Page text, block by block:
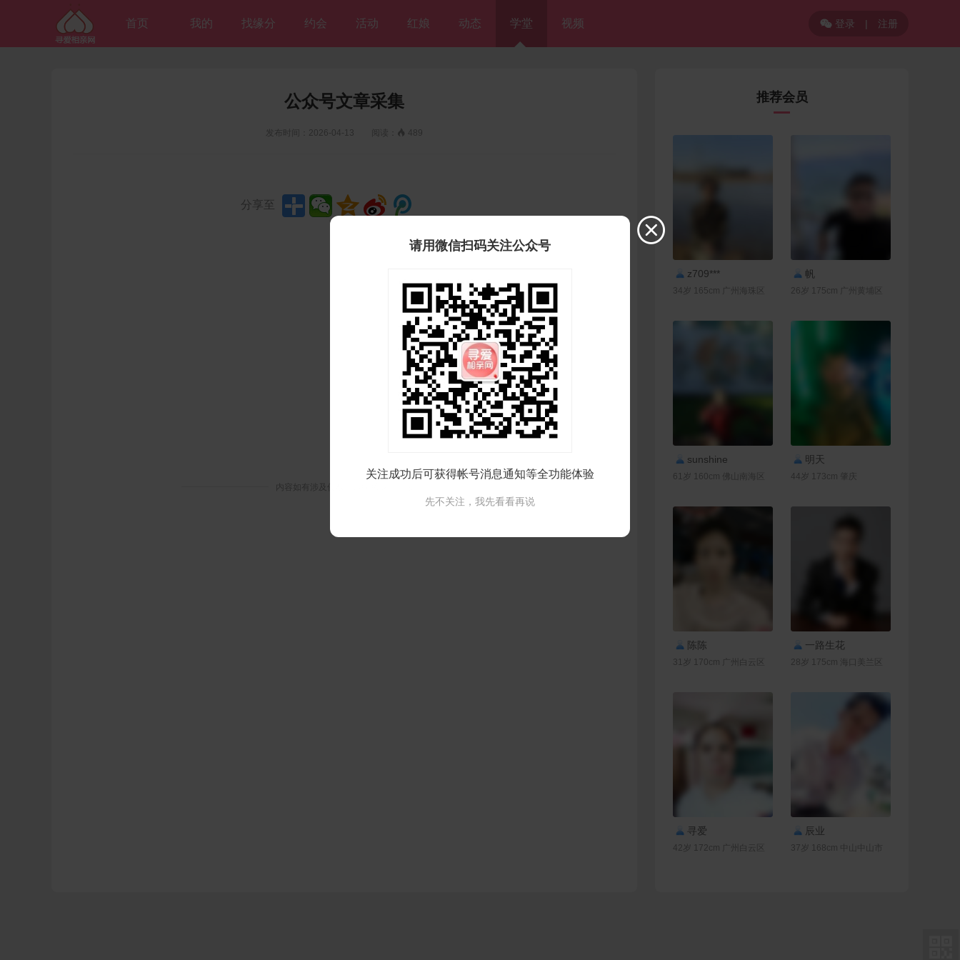
首页 我的 找缘分 约会 活动 红娘 动态 学堂 视频  登录 | 注册
公众号文章采集
发布时间：2026-04-13 阅读：  489
内容如有涉及侵权，请联系我们删除
推荐会员
联系Ta
z709***
34岁 165cm 广州海珠区
帆
26岁 175cm 广州黄埔区
联系Ta
sunshine
61岁 160cm 佛山南海区
明天
44岁 173cm 肇庆
陈陈
31岁 170cm 广州白云区
联系Ta
一路生花
28岁 175cm 海口美兰区
寻爱
42岁 172cm 广州白云区
辰业
37岁 168cm 中山中山市

请用微信扫码关注公众号
关注成功后可获得帐号消息通知等全功能体验
先不关注，我先看看再说